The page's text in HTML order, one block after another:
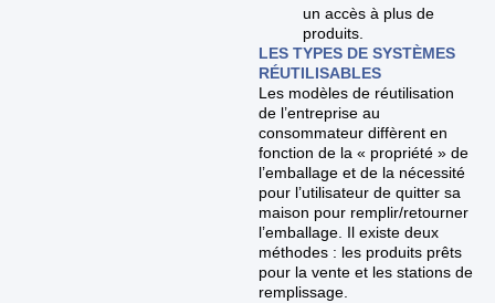
un accès à plus de
produits.
LES TYPES DE SYSTÈMES
RÉUTILISABLES
Les modèles de réutilisation
de l’entreprise au
consommateur diffèrent en
fonction de la « propriété » de
l’emballage et de la nécessité
pour l’utilisateur de quitter sa
maison pour remplir/retourner
l’emballage. Il existe deux
méthodes : les produits prêts
pour la vente et les stations de
remplissage.